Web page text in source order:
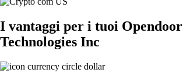
I vantaggi per i tuoi Opendoor
Technologies Inc